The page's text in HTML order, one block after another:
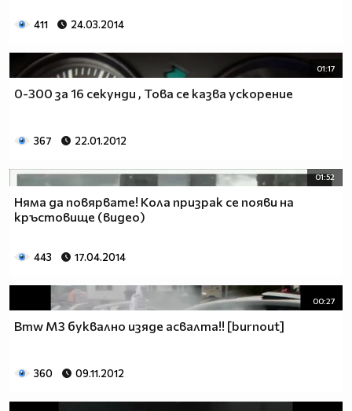
411 24.03.2014
01:17
0-300 за 16 секунди , Това се казва ускорение
367 22.01.2012
01:52
Няма да повярвате! Кола призрак се появи на
кръстовище (видео)
443 17.04.2014
00:27
Bmw M3 буквално изяде асвалта!! [burnout]
360 09.11.2012